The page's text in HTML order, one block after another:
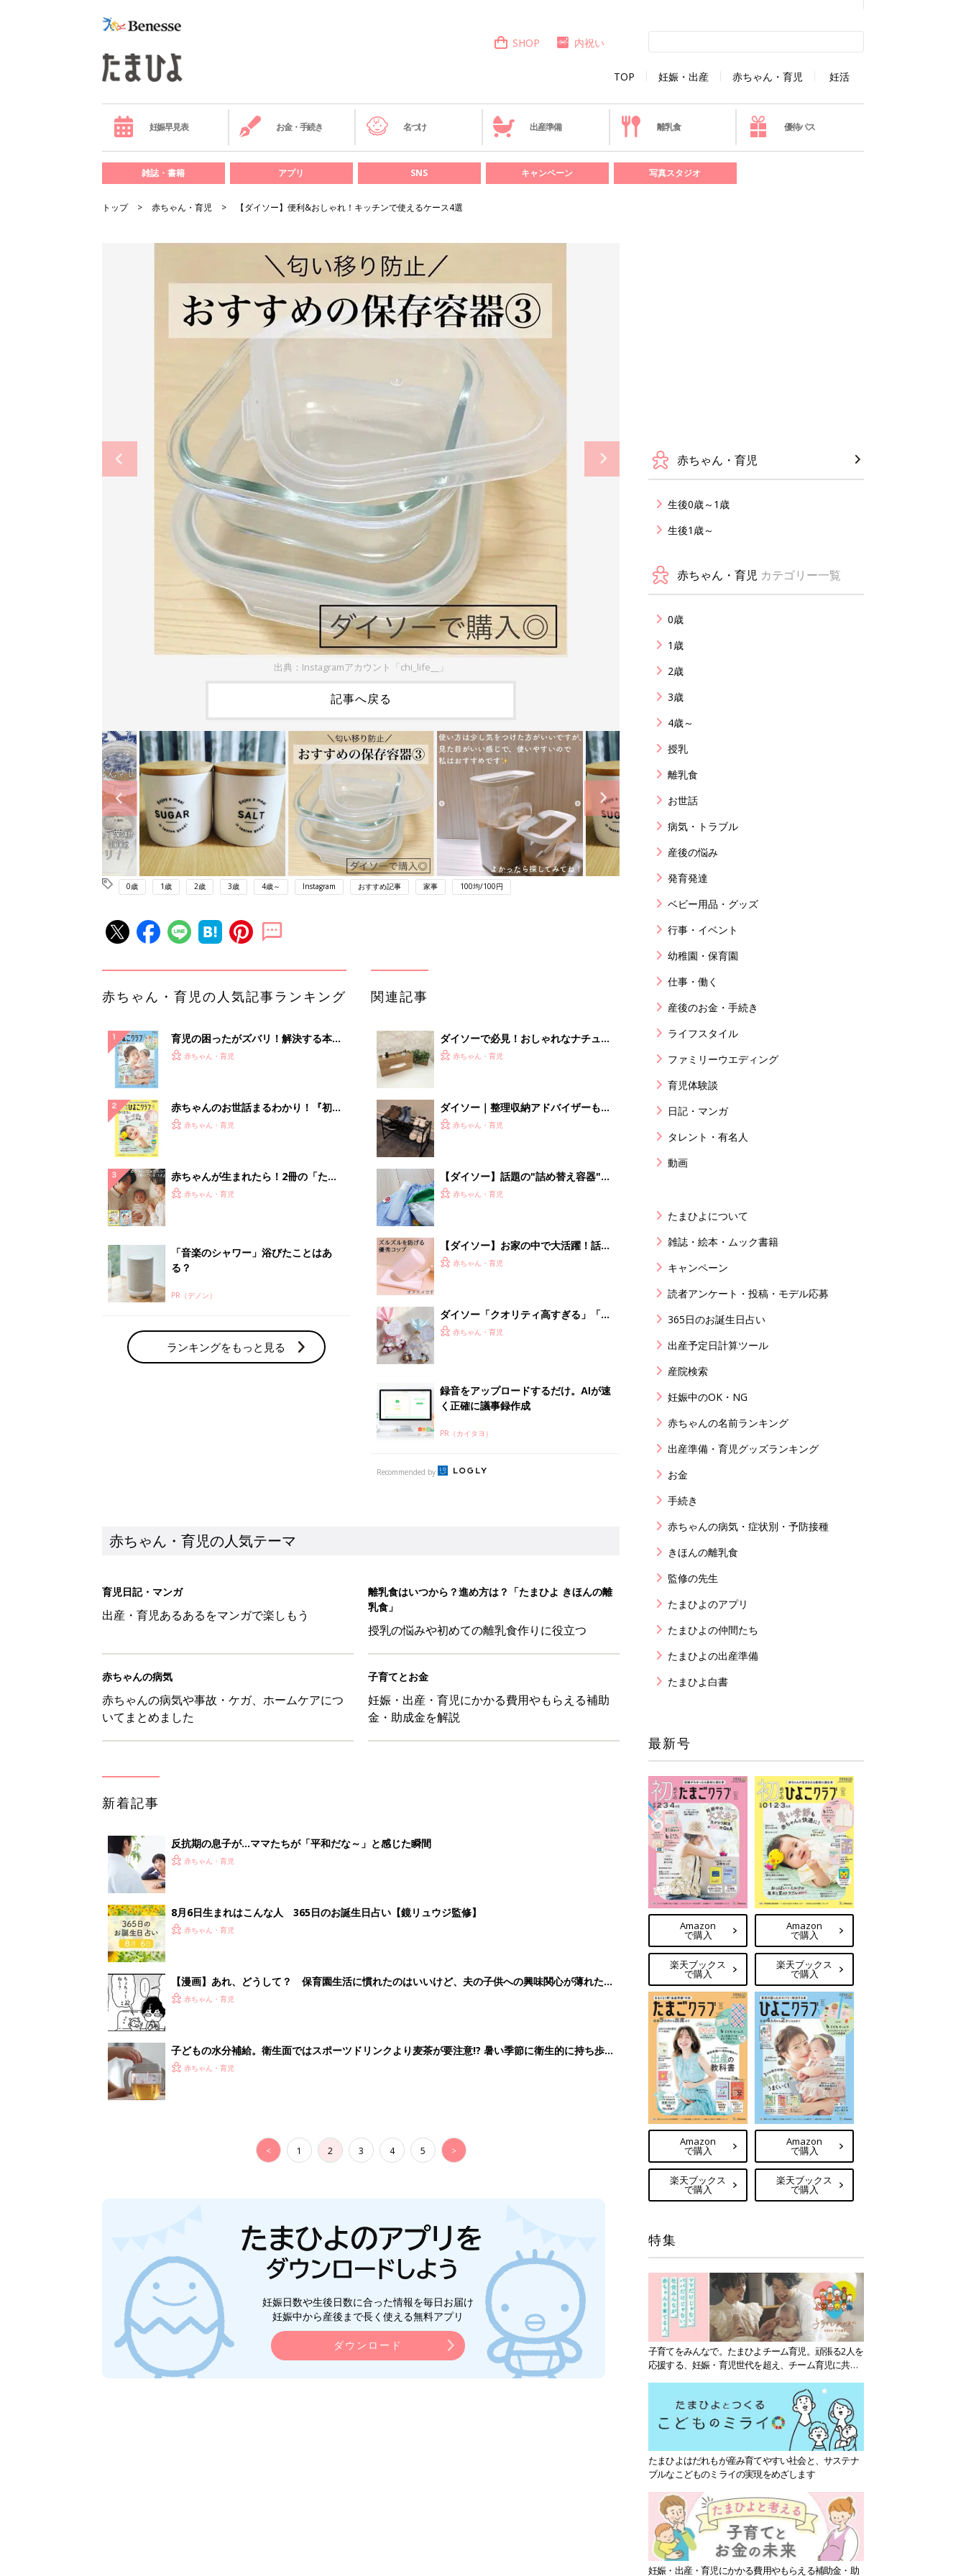
TOP 妊娠・出産 赤ちゃん・育児 妊活
SHOP 内祝い
妊娠早見表 お金・手続き 名づけ 出産準備 離乳食 優待パス
雑誌・書籍 アプリ SNS キャンペーン 写真スタジオ
トップ 赤ちゃん・育児 【ダイソー】便利&おしゃれ！キッチンで使えるケース4選
出典：Instagramアカウント「chi_life__」
記事へ戻る
0歳 1歳 2歳 3歳 4歳～ Instagram おすすめ記事 家事 100均/100円
赤ちゃん・育児の人気記事ランキング
育児の困ったがズバリ！解決する本
『ひよこクラブ 夏号』 4カ月～2才
赤ちゃん・育児
赤ちゃんのお世話まるわかり！『初め
てのひよこクラブ 夏号』〈巻頭大特
赤ちゃん・育児
赤ちゃんが生まれたら！2冊の「たま
ひよ」
赤ちゃん・育児
「音楽のシャワー」浴びたことはあ
る？
PR（デノン）
ランキングをもっと見る
関連記事
ダイソーで必見！おしゃれなナチュラ
ル系アイテムが豊富！
赤ちゃん・育児
ダイソー｜整理収納アドバイザーも激
押し！SNSでバズリ中の収納アイテム
赤ちゃん・育児
【ダイソー】話題の"詰め替え容器"知
ってる？ 洗面所に立てて置けて旅行
赤ちゃん・育児
【ダイソー】お家の中で大活躍！話題
の超優秀グッズ4選
赤ちゃん・育児
ダイソー「クオリティ高すぎる」「ハ
ンパないかわいさ」バレンタインにぴ
赤ちゃん・育児
録音をアップロードするだけ。AIが速
く正確に議事録作成
PR（カイタヨ）
Recommended by
赤ちゃん・育児の人気テーマ
育児日記・マンガ
出産・育児あるあるをマンガで楽しもう
離乳食はいつから？進め方は？「たまひよ きほんの離
乳食」
授乳の悩みや初めての離乳食作りに役立つ
赤ちゃんの病気
赤ちゃんの病気や事故・ケガ、ホームケアにつ
いてまとめました
子育てとお金
妊娠・出産・育児にかかる費用やもらえる補助
金・助成金を解説
新着記事
反抗期の息子が...ママたちが「平和だな～」と感じた瞬間
赤ちゃん・育児
8月6日生まれはこんな人 365日のお誕生日占い【鏡リュウジ監修】
赤ちゃん・育児
【漫画】あれ、どうして？ 保育園生活に慣れたのはいいけど、夫の子供への興味関心が薄れた気
がする……！『ふうふう子育て ＃91』
赤ちゃん・育児
子どもの水分補給。衛生面ではスポーツドリンクより麦茶が要注意!? 暑い季節に衛生的に持ち歩
く3つのコツとは？【専門家監修】
赤ちゃん・育児
< 1 2 3 4 5 >
妊娠日数や生後日数に合った情報を毎日お届け
妊娠中から産後まで長く使える無料アプリ
ダウンロード
赤ちゃん・育児
生後0歳～1歳
生後1歳～
赤ちゃん・育児 カテゴリー一覧
0歳
1歳
2歳
3歳
4歳～
授乳
離乳食
お世話
病気・トラブル
産後の悩み
発育発達
ベビー用品・グッズ
行事・イベント
幼稚園・保育園
仕事・働く
産後のお金・手続き
ライフスタイル
ファミリーウエディング
育児体験談
日記・マンガ
タレント・有名人
動画
たまひよについて
雑誌・絵本・ムック書籍
キャンペーン
読者アンケート・投稿・モデル応募
365日のお誕生日占い
出産予定日計算ツール
産院検索
妊娠中のOK・NG
赤ちゃんの名前ランキング
出産準備・育児グッズランキング
お金
手続き
赤ちゃんの病気・症状別・予防接種
きほんの離乳食
監修の先生
たまひよのアプリ
たまひよの仲間たち
たまひよの出産準備
たまひよ白書
最新号
Amazon
で購入
楽天ブックス
で購入
Amazon
で購入
楽天ブックス
で購入
Amazon
で購入
楽天ブックス
で購入
Amazon
で購入
楽天ブックス
で購入
特集
子育てをみんなで。たまひよチーム育児。頑張る2人を
応援する、妊娠・育児世代を超え、チーム育児に共感
たまひよはだれもが産み育てやすい社会と、サステナ
ブルなこどものミライの実現をめざします
妊娠・出産・育児にかかる費用やもらえる補助金・助